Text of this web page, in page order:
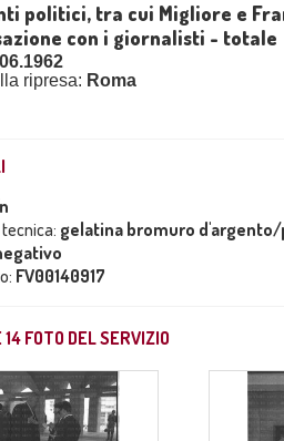
politici, tra cui Migliore e
con i giornalisti - totale
ripresa: Roma
gelatina bromuro
FV00140917
14 FOTO DEL SERVIZIO